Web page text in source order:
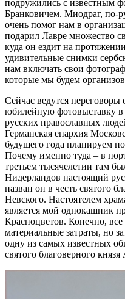
подружились с известным
Бранковичем. Миодраг, по-
очень помог нам в
подарил Лавре множество
куда он ездит на
удивительные снимки
нам включать свои
которые мы будем
Сейчас ведутся
юбилейную фотовыставку
русских православных
Германская епархия
будущего года планируем
Почему именно туда – в
третьем тысячелетии там
Нидерландов настоящий
назван он в честь святого
Невского. Настоятелем
является мой однокашник
Красноцветов. Конечно,
материальные затраты, но
одну из самых известных
святого благоверного